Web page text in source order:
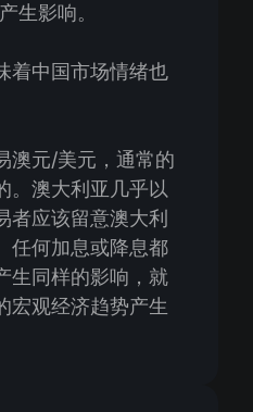
生影响。
着中国市场情绪也
澳元/美元，通常的
。澳大利亚几乎以
者应该留意澳大利
任何加息或降息都
生同样的影响，就
宏观经济趋势产生